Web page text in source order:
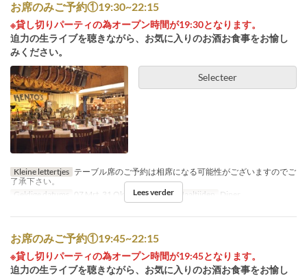
お席のみご予約①19:30~22:15
※貸し切りパーティの為オープン時間が19:30となります。
迫力の生ライブを聴きながら、お気に入りのお酒お食事をお愉し
みください。
Selecteer
Kleine lettertjes テーブル席のご予約は相席になる可能性がございますのでご
了承下さい。
Geldige datums
07 Mrt, 31 Okt Dagen Za Maaltijden Diner
Lees verder
お席のみご予約①19:45~22:15
※貸し切りパーティの為オープン時間が19:45となります。
迫力の生ライブを聴きながら、お気に入りのお酒お食事をお愉し